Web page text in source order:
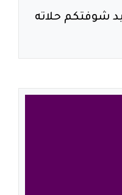
شوفتكم حلاته